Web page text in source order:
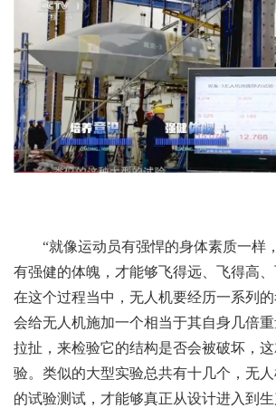
“就像运动员有强悍的身体素质一样
有强健的体魄，才能够飞得远、飞得高、
在这个过程当中，无人机要经历一系列
会给无人机施加一个相当于其自身几倍
拉扯，来检验它的结构是否会被破坏，
验。类似的大型实验总共有十几个，无
的试验测试，才能够真正从设计进入到